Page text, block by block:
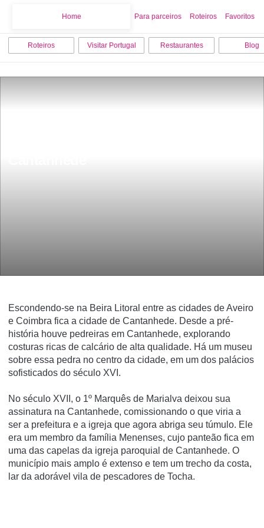
Home Para parceiros Roteiros Favoritos
Roteiros Visitar Portugal Restaurantes Blog
Escondendo-se na Beira Litoral entre as cidades de Aveiro
e Coimbra fica a cidade de Cantanhede. Desde a pré-
história houve pedreiras em Cantanhede, explorando
costuras ricas de calcário de alta qualidade. Há um museu
sobre essa pedra no centro da cidade, em um dos palácios
sofisticados do século XVI.
No século XVII, o 1º Marquês de Marialva deixou sua
assinatura na Cantanhede, comissionando o que viria a
ser a prefeitura e a igreja que agora abriga seu túmulo. Ele
era um membro da família Menenses, cujo panteão fica em
uma das capelas da igreja paroquial de Cantanhede. O
município mais amplo é extenso e tem um trecho da costa,
lar da adorável vila de pescadores de Tocha.